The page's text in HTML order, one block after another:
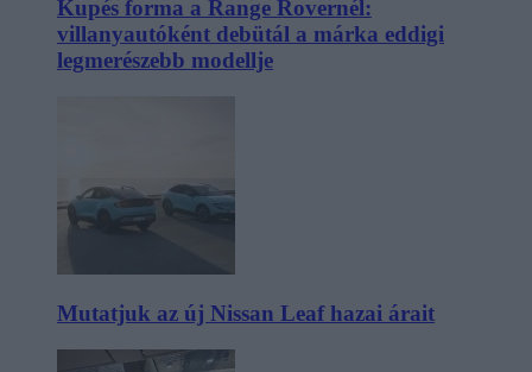
Kupés forma a Range Rovernél:
villanyautóként debütál a márka eddigi
legmerészebb modellje
Mutatjuk az új Nissan Leaf hazai árait